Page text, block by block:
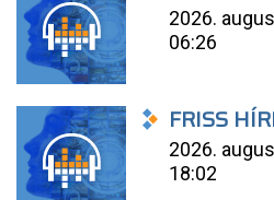
2026.
06:26
FRISS
2026.
18:02